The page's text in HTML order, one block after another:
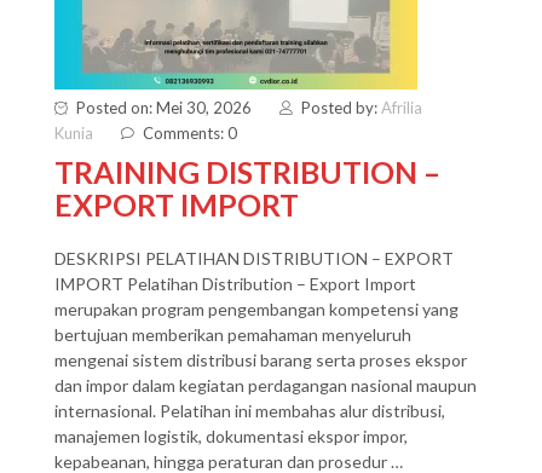
Posted on: Mei 30, 2026 Posted by:Afrilia
Kunia
Comments: 0
TRAINING DISTRIBUTION –
EXPORT IMPORT
DESKRIPSI PELATIHAN DISTRIBUTION – EXPORT
IMPORT Pelatihan Distribution – Export Import
merupakan program pengembangan kompetensi yang
bertujuan memberikan pemahaman menyeluruh
mengenai sistem distribusi barang serta proses ekspor
dan impor dalam kegiatan perdagangan nasional maupun
internasional. Pelatihan ini membahas alur distribusi,
manajemen logistik, dokumentasi ekspor impor,
kepabeanan, hingga peraturan dan prosedur …